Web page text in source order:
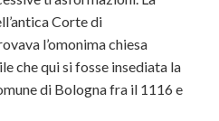
Corte di
l’omonima chiesa
che qui si fosse insediata la
di Bologna fra il 1116 e